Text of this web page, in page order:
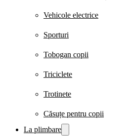
Vehicole electrice
Sporturi
Tobogan copii
Triciclete
Trotinete
Căsuțe pentru copii
La plimbare